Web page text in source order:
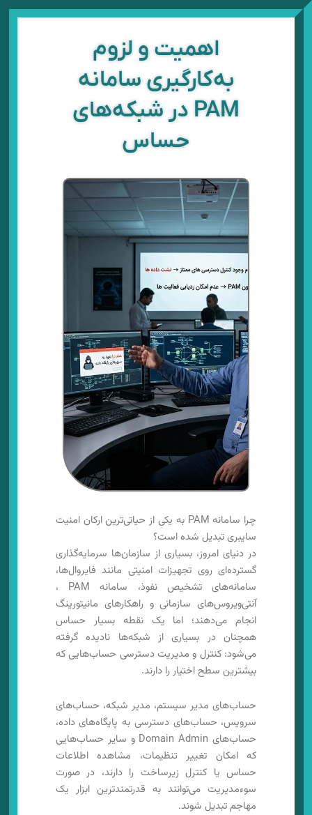
پرش
اهمیت و لزوم
به‌کارگیری سامانه
PAM در شبکه‌های
حساس
چرا سامانه PAM به یکی از حیاتی‌ترین ارکان امنیت
سایبری تبدیل شده است؟
در دنیای امروز، بسیاری از سازمان‌ها سرمایه‌گذاری
گسترده‌ای روی تجهیزات امنیتی مانند فایروال‌ها،
سامانه‌های تشخیص نفوذ، سامانه PAM ،
آنتی‌ویروس‌های سازمانی و راهکارهای مانیتورینگ
انجام می‌دهند؛ اما یک نقطه بسیار حساس
همچنان در بسیاری از شبکه‌ها نادیده گرفته
می‌شود: کنترل و مدیریت دسترسی حساب‌هایی که
بیشترین سطح اختیار را دارند.
حساب‌های مدیر سیستم، مدیر شبکه، حساب‌های
سرویس، حساب‌های دسترسی به پایگاه‌های داده،
حساب‌های Domain Admin و سایر حساب‌هایی
که امکان تغییر تنظیمات، مشاهده اطلاعات
حساس یا کنترل زیرساخت را دارند، در صورت
سوءمدیریت می‌توانند به قدرتمندترین ابزار یک
مهاجم تبدیل شوند.